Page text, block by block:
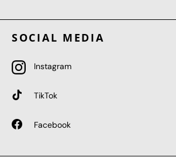
SOCIAL MEDIA
Instagram
TikTok
Facebook